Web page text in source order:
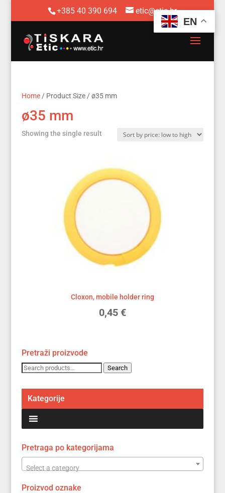
+385 40 390 694 etic@etic.hr
Home/ Product Size / ø35 mm
ø35 mm
Showing the single result
Cloxon, mobile holder ring
0,45 €
Pretraži proizvode
Search
Search
Kategorije
Pretraga po kategorijama
Select a category
Proizvod oznake
EN